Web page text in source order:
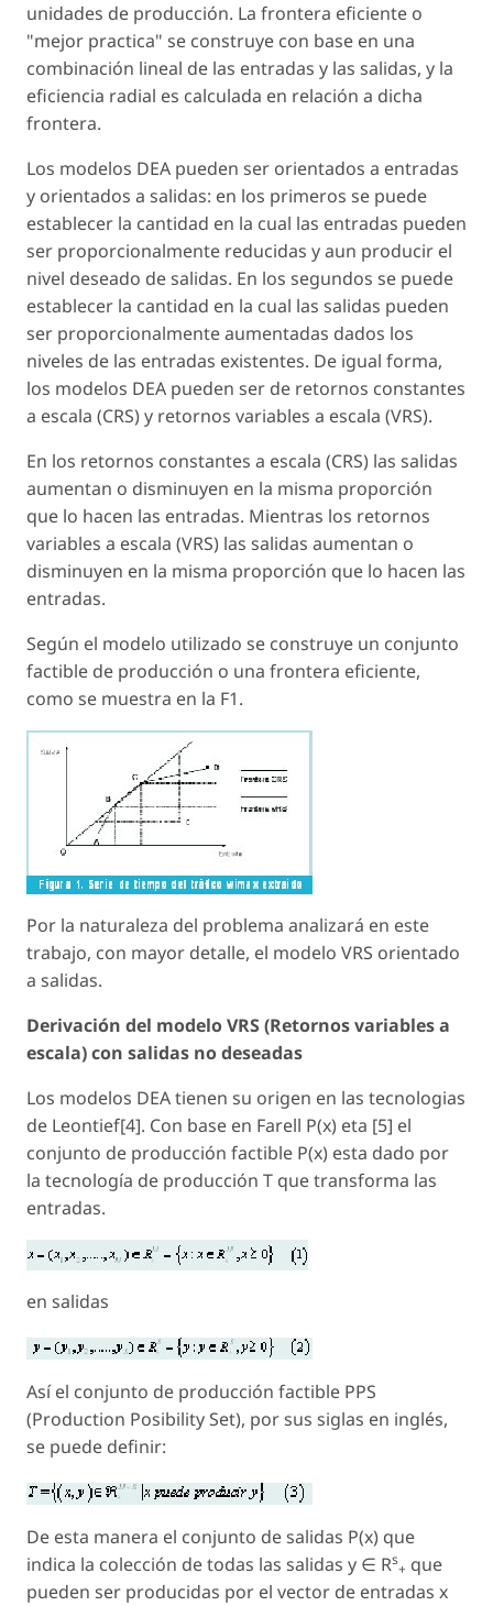
unidades de producción. La frontera eficiente o
"mejor practica" se construye con base en una
combinación lineal de las entradas y las salidas, y la
eficiencia radial es calculada en relación a dicha
frontera.
Los modelos DEA pueden ser orientados a entradas
y orientados a salidas: en los primeros se puede
establecer la cantidad en la cual las entradas pueden
ser proporcionalmente reducidas y aun producir el
nivel deseado de salidas. En los segundos se puede
establecer la cantidad en la cual las salidas pueden
ser proporcionalmente aumentadas dados los
niveles de las entradas existentes. De igual forma,
los modelos DEA pueden ser de retornos constantes
a escala (CRS) y retornos variables a escala (VRS).
En los retornos constantes a escala (CRS) las salidas
aumentan o disminuyen en la misma proporción
que lo hacen las entradas. Mientras los retornos
variables a escala (VRS) las salidas aumentan o
disminuyen en la misma proporción que lo hacen las
entradas.
Según el modelo utilizado se construye un conjunto
factible de producción o una frontera eficiente,
como se muestra en la F1.
Por la naturaleza del problema analizará en este
trabajo, con mayor detalle, el modelo VRS orientado
a salidas.
Derivación del modelo VRS (Retornos variables a
escala) con salidas no deseadas
Los modelos DEA tienen su origen en las tecnologias
de Leontief[4]. Con base en Farell P(x) eta [5] el
conjunto de producción factible P(x) esta dado por
la tecnología de producción T que transforma las
entradas.
en salidas
Así el conjunto de producción factible PPS
(Production Posibility Set), por sus siglas en inglés,
se puede definir:
De esta manera el conjunto de salidas P(x) que
indica la colección de todas las salidas y ∈ Rs
+ que
pueden ser producidas por el vector de entradas x